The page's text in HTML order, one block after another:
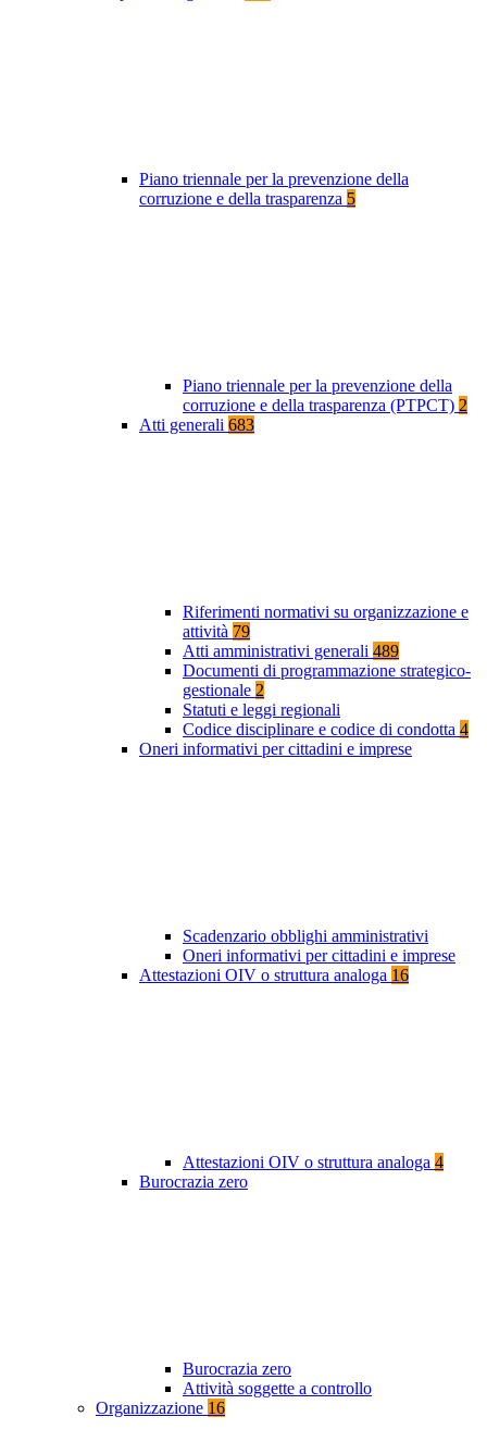
Piano triennale per la prevenzione della
corruzione e della trasparenza 5
Piano triennale per la prevenzione della
corruzione e della trasparenza (PTPCT) 2
Atti generali 683
Riferimenti normativi su organizzazione e
attività 79
Atti amministrativi generali 489
Documenti di programmazione strategico-
gestionale 2
Statuti e leggi regionali
Codice disciplinare e codice di condotta 4
Oneri informativi per cittadini e imprese
Scadenzario obblighi amministrativi
Oneri informativi per cittadini e imprese
Attestazioni OIV o struttura analoga 16
Attestazioni OIV o struttura analoga 4
Burocrazia zero
Burocrazia zero
Attività soggette a controllo
Organizzazione 16